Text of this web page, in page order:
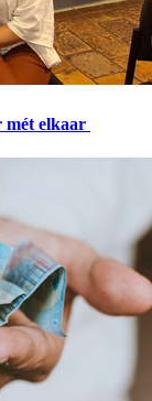
mét elkaar